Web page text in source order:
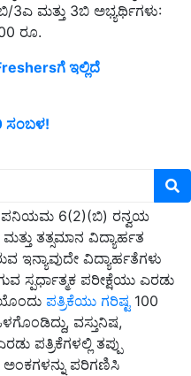
3ಎ ಮತ್ತು 3ಬಿ ಅಭ್ಯರ್ಥಿಗಳು:
ರೂ.
ಇಲ್ಲಿದೆ
ಸಂಬಳ!
6(2)(ಬಿ) ರನ್ವಯ
ತತ್ಸಮಾನ ವಿದ್ಯಾರ್ಹತ
ವಿದ್ಯಾರ್ಹತೆಗಳು
ಸ್ಪರ್ಧಾತ್ಮಕ ಪರೀಕ್ಷೆಯು ಎರಡು
ಪತ್ರಿಕೆಯು ಗರಿಷ್ಟ100
ವಸ್ತುನಿಷ,
ಪತ್ರಿಕೆಗಳಲ್ಲಿ ತಪ್ಪು
ಪರಿಗಣಿಸಿ